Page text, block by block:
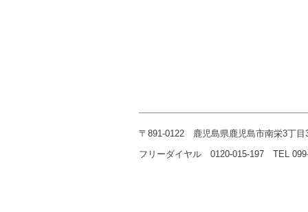
〒891-0122 鹿児島県鹿児島市南栄3丁目
フリーダイヤル 0120-015-197 TEL 099-